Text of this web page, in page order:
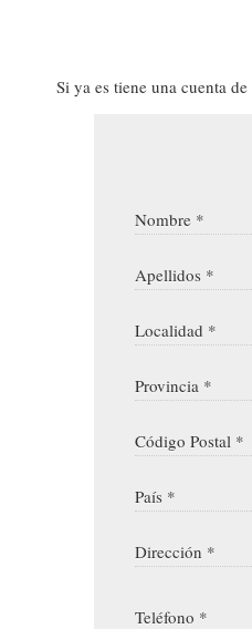
Si ya es tiene una cuenta de
Nombre *
Apellidos *
Localidad *
Provincia *
Código Postal *
País *
Dirección *
Teléfono *